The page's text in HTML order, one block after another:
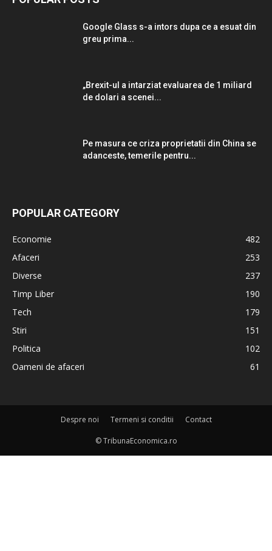
Google Glass s-a intors dupa ce a esuat din
greu prima...
„Brexit-ul a intarziat evaluarea de 1 miliard
de dolari a scenei...
Pe masura ce criza proprietatii din China se
adanceste, temerile pentru...
POPULAR CATEGORY
Economie
482
Afaceri
253
Diverse
237
Timp Liber
190
Tech
179
Stiri
151
Politica
102
Oameni de afaceri
61
Despre noi Termeni si conditii Contact
© TribunaEconomica.ro